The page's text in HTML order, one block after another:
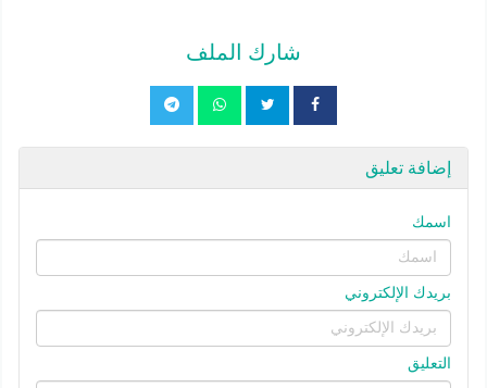
شارك الملف
إضافة تعليق
اسمك
بريدك الإلكتروني
التعليق